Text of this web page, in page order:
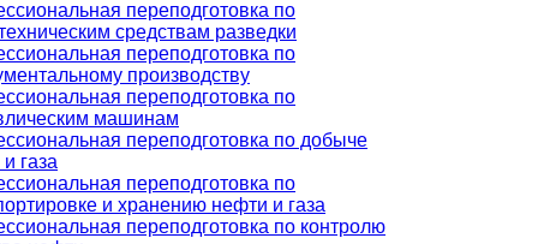
переподготовка по
средствам разведки
переподготовка по
производству
переподготовка по
машинам
переподготовка по добыче
газа
переподготовка по
и хранению нефти и газа
переподготовка по контролю